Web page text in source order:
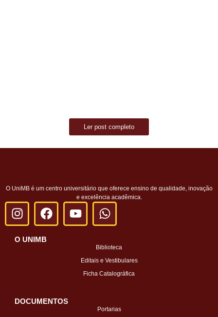
Ler post completo
O UniMB é um centro universitário que oferece ensino de qualidade, inovação
e excelência acadêmica.
O UNIMB
Biblioteca
Editais e Vestibulares
Ficha Catalográfica
DOCUMENTOS
Portarias